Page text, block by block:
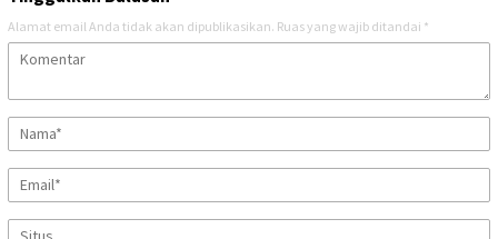
Alamat email Anda tidak akan dipublikasikan. Ruas yang wajib ditandai *